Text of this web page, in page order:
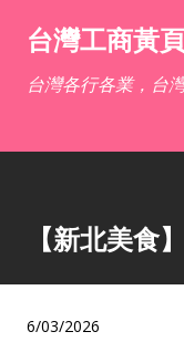
台灣工商黃
台灣各行各業，台
【新北美食
6/03/2026